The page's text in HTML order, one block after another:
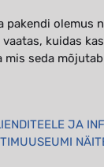
olemus
kuidas
seda
JA